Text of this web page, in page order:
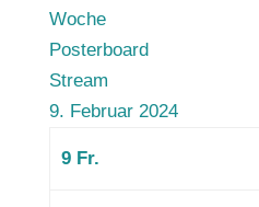
Woche
Posterboard
Stream
9. Februar 2024
9 Fr.